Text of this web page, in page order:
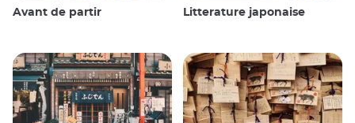
Avant de partir Litterature japonaise